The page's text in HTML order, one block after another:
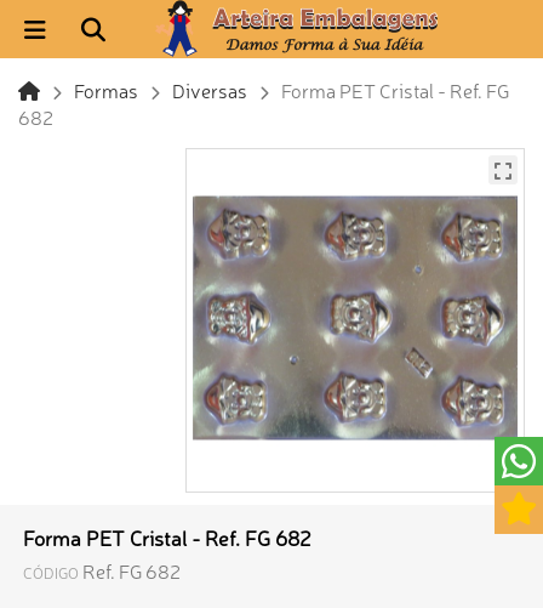
Formas Diversas
Forma PET Cristal - Ref. FG
682
Forma PET Cristal - Ref. FG 682
CÓDIGO Ref. FG 682